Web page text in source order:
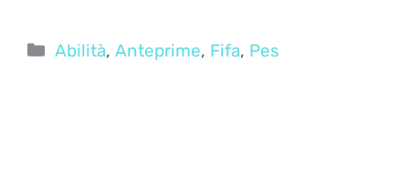
Categorie
Abilità,Anteprime, Fifa, Pes